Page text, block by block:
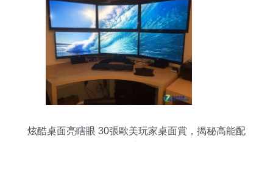
炫酷桌面亮瞎眼 30張歐美玩家桌面賞，揭秘高能配